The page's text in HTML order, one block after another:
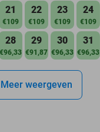
21
€109
22
€109
23
€109
24
€109
28
€96,33
29
€91,87
30
€96,33
31
€96,33
Meer weergeven